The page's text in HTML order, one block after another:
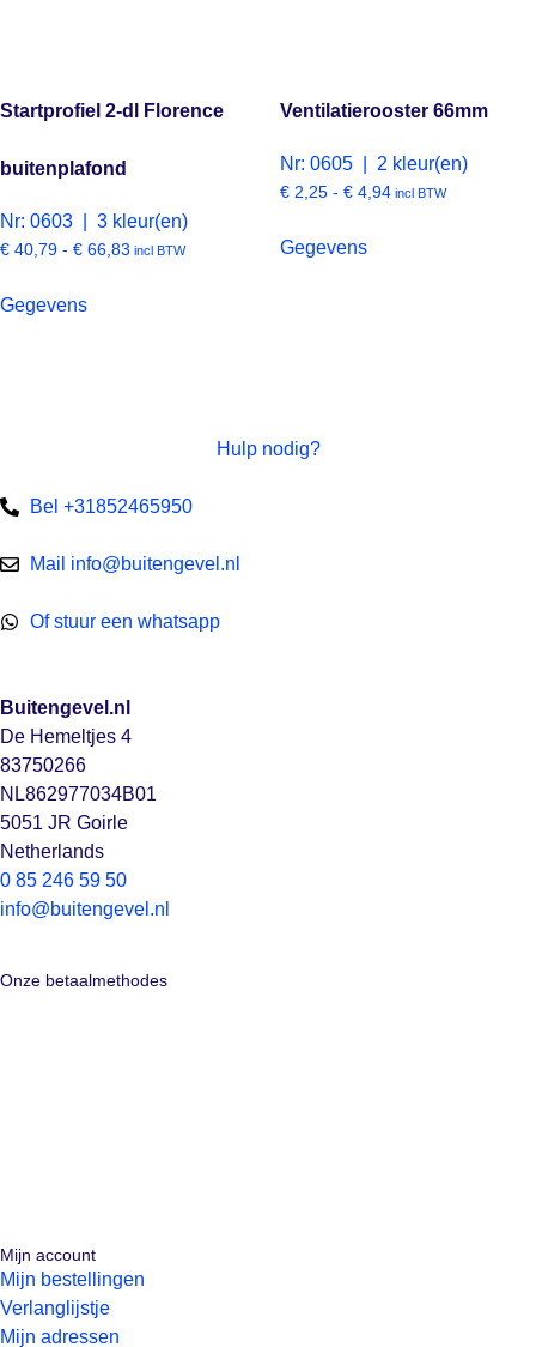
Startprofiel 2-dl Florence
buitenplafond
Nr: 0603 | 3 kleur(en)
€ 40,79 - € 66,83 incl BTW
Gegevens
Ventilatierooster 66mm
Nr: 0605 | 2 kleur(en)
€ 2,25 - € 4,94 incl BTW
Gegevens
Hulp nodig?
Bel +31852465950
Mail info@buitengevel.nl
Of stuur een whatsapp
Buitengevel.nl
De Hemeltjes 4
83750266
NL862977034B01
5051 JR Goirle
Netherlands
0 85 246 59 50
info@buitengevel.nl
Onze betaalmethodes
Mijn account
Mijn bestellingen
Verlanglijstje
Mijn adressen